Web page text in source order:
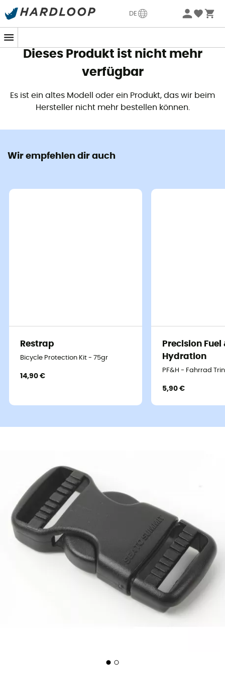
DE
Sommerangebote🔥 -5% EXTRA ab 2 Produkten* Code
Dieses Produkt ist nicht mehr
verfügbar
Es ist ein altes Modell oder ein Produkt, das wir beim
Hersteller nicht mehr bestellen können.
Wir empfehlen dir auch
Restrap
Bicycle Protection Kit - 75gr
14,90 €
Precision Fuel
Hydration
PF&H - Fahrrad
5,90 €